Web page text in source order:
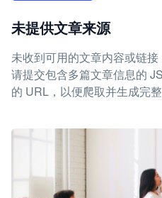
未提供文章来源
未收到可用的文章内容或链接
请提交包含多篇文章信息的
的 URL，以便爬取并生成完